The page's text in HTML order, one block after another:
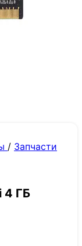
/ Запчасти
4 ГБ